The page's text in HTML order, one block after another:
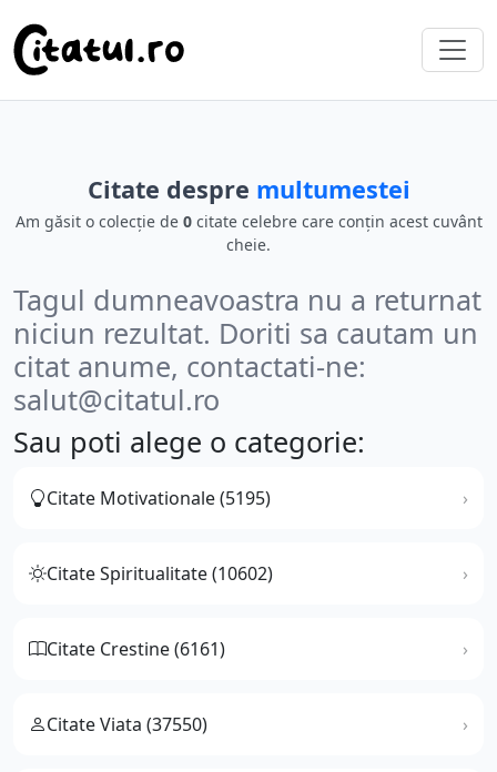
Citate despre multumestei
Am găsit o colecție de 0citate celebre care conțin acest cuvânt
cheie.
Tagul dumneavoastra nu a returnat
niciun rezultat. Doriti sa cautam un
citat anume, contactati-ne:
salut@citatul.ro
Sau poti alege o categorie:
Citate Motivationale (5195)
Citate Spiritualitate (10602)
Citate Crestine (6161)
Citate Viata (37550)